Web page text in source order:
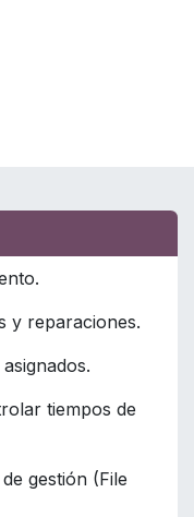
y reparaciones.
tiempos de
gestión (File